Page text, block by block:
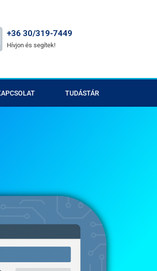
+36 30/319-7449
Hívjon és segítek!
TUDÁSTÁR